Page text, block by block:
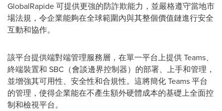
GlobalRapide 可提供更強的防詐欺能力，並嚴格遵守當地市
場法規，令企業能夠在全球範圍內與其整個價值鏈進行安全
互動和協作。
該平台提供端對端管理服務層，在單一平台上提供 Teams、
終端裝置和 SBC（會談邊界控制器）的部署、上手和管理，
並增強其可用性、安全性和合規性。這將簡化 Teams 平台
的管理，使得企業能在不產生額外硬體成本的基礎上全面控
制和檢視平台。